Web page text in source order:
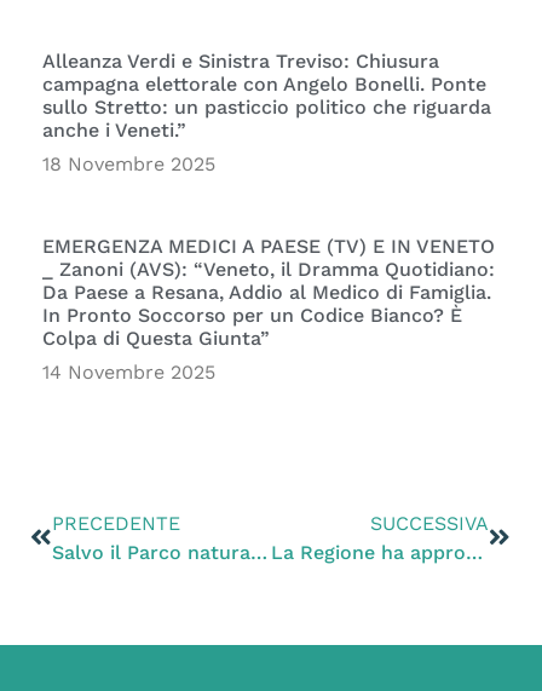
Alleanza Verdi e Sinistra Treviso: Chiusura
campagna elettorale con Angelo Bonelli. Ponte
sullo Stretto: un pasticcio politico che riguarda
anche i Veneti.”
18 Novembre 2025
EMERGENZA MEDICI A PAESE (TV) E IN VENETO
_ Zanoni (AVS): “Veneto, il Dramma Quotidiano:
Da Paese a Resana, Addio al Medico di Famiglia.
In Pronto Soccorso per un Codice Bianco? È
Colpa di Questa Giunta”
14 Novembre 2025
PRECEDENTE
Salvo il Parco naturale dei Colli Euganei
SUCCESSIVA
La Regione ha approvato l’impianto di rifiuti speciali a Zero Branco (TV). «Decisione allucinante e inspiegabile»